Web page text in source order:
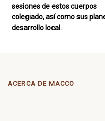
sesiones de estos cuerpos
colegiado, así como sus
desarrollo local.
ACERCA DE MACCO